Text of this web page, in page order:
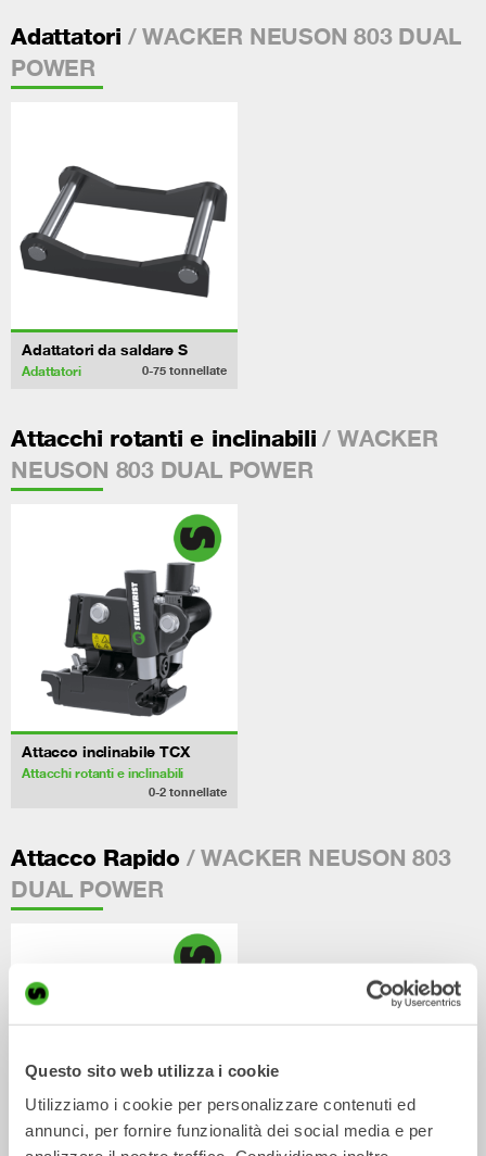
Questo sito web utilizza i cookie
Utilizziamo i cookie per personalizzare contenuti ed
annunci, per fornire funzionalità dei social media e per
Adattatori / WACKER NEUSON 803 DUAL
POWER
Adattatori da saldare S
Adattatori 0-75 tonnellate
Attacchi rotanti e inclinabili / WACKER
NEUSON 803 DUAL POWER
Attacco inclinabile TCX
Attacchi rotanti e inclinabili
0-2 tonnellate
Attacco Rapido / WACKER NEUSON 803
DUAL POWER